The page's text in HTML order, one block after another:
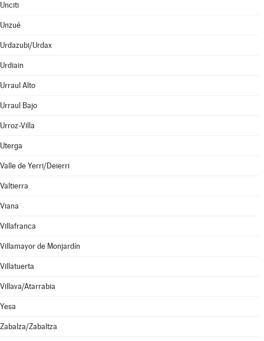
Unciti
Unzué
Urdazubi/Urdax
Urdiain
Urraul Alto
Urraul Bajo
Urroz-Villa
Uterga
Valle de Yerri/Deierri
Valtierra
Viana
Villafranca
Villamayor de Monjardín
Villatuerta
Villava/Atarrabia
Yesa
Zabalza/Zabaltza